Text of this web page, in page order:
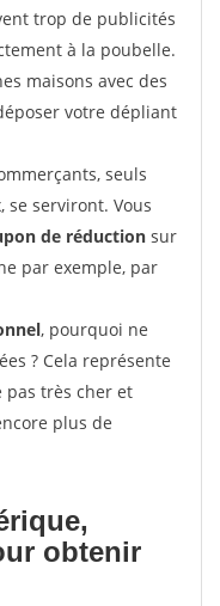
trop de publicités
à la poubelle.
maisons avec des
votre dépliant
seuls
serviront. Vous
de réduction sur
par exemple, par
, pourquoi ne
? Cela représente
pas très cher et
plus de
obtenir